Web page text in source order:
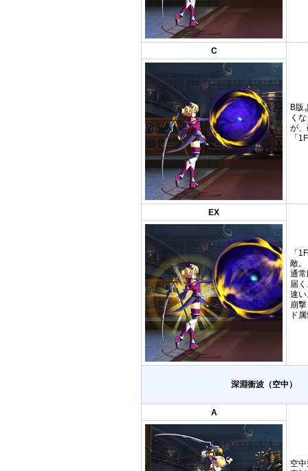
C
B版
く
が
「
EX
「
敵。
通
届
速い
崩
ド
深淵衝波（空中）
A
空